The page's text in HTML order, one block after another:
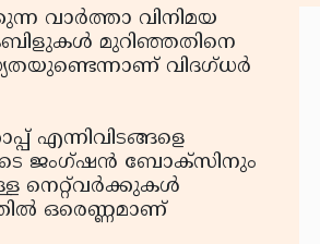
വാര്‍ത്താ വിനിമയ
മുറിഞ്ഞതിനെ
വിദഗ്ധര്‍
എന്നിവിടങ്ങളെ
ജംഗ്ഷന്‍ ബോക്‌സിനും
നെറ്റ്‌വര്‍ക്കുകള്‍
ഒരെണ്ണമാണ്